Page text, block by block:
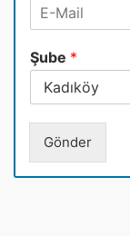
*
n
a
a
i
Şube *
Gönder